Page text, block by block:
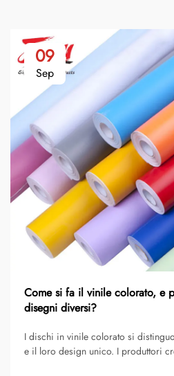
09
Sep
Come si fa il vinile colorato, e
disegni diversi?
I dischi in vinile colorato si
e il loro design unico. I produttori